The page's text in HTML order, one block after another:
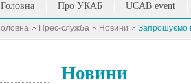
Головна Про УКАБ UCAB event
Прес-служба Новини Запрошуємо
Новини